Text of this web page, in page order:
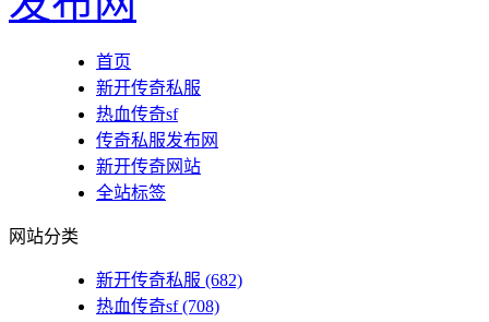
首页
新开传奇私服
热血传奇sf
传奇私服发布网
新开传奇网站
全站标签
网站分类
新开传奇私服 (682)
热血传奇sf(708)